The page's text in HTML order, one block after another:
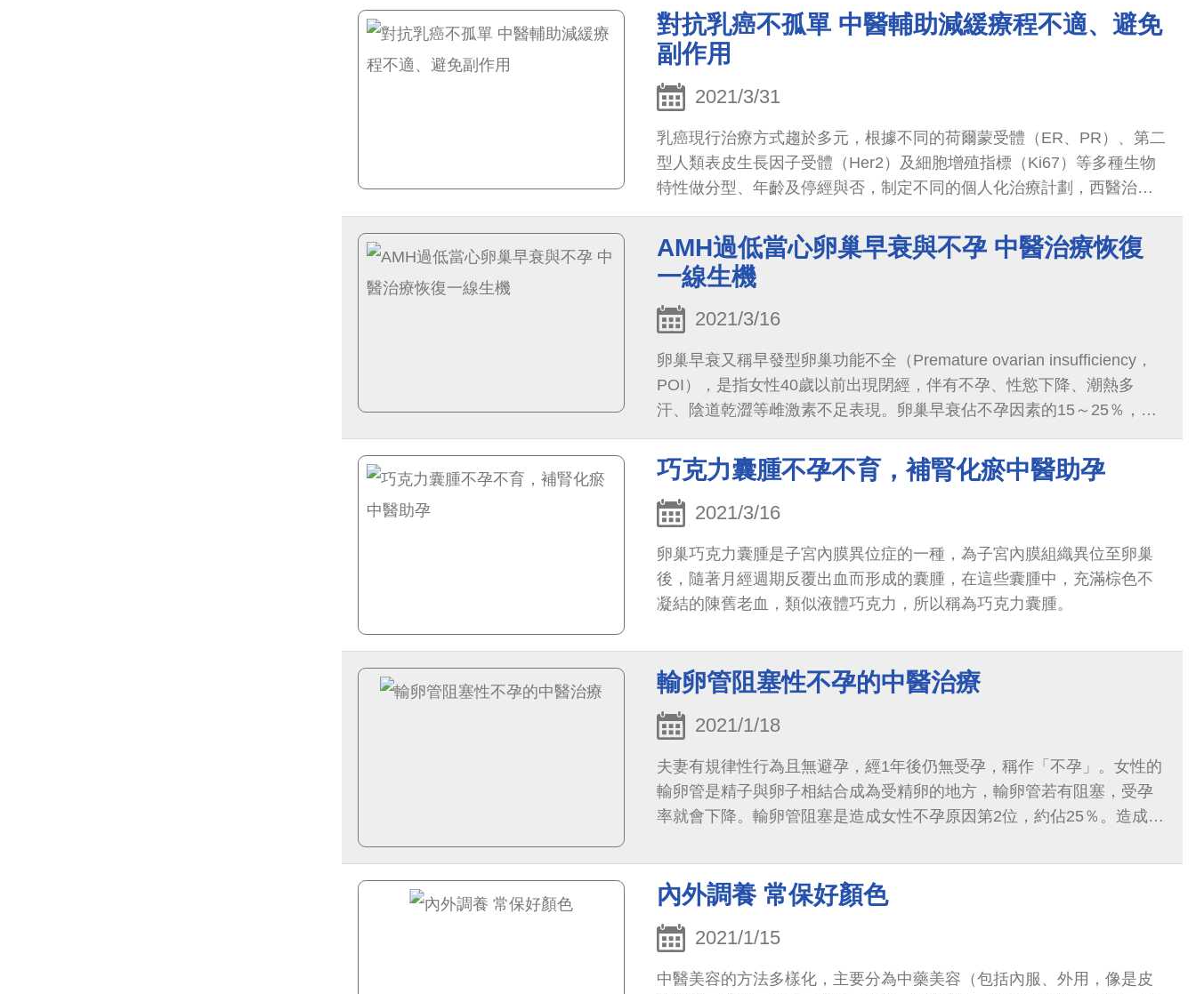
對抗乳癌不孤單 中醫輔助減緩療程不適、避免
副作用
2021/3/31
乳癌現行治療方式趨於多元，根據不同的荷爾蒙受體（ER、PR）、第二
型人類表皮生長因子受體（Her2）及細胞增殖指標（Ki67）等多種生物
特性做分型、年齡及停經與否，制定不同的個人化治療計劃，西醫治療
以手術為主，配合化學治療、標靶治療、放射線治療...
AMH過低當心卵巢早衰與不孕 中醫治療恢復
一線生機
2021/3/16
卵巢早衰又稱早發型卵巢功能不全（Premature ovarian insufficiency，
POI），是指女性40歲以前出現閉經，伴有不孕、性慾下降、潮熱多
汗、陰道乾澀等雌激素不足表現。卵巢早衰佔不孕因素的15～25％，近
年發生率逐年升高，並有向低齡化發展趨勢。
巧克力囊腫不孕不育，補腎化瘀中醫助孕
2021/3/16
卵巢巧克力囊腫是子宮內膜異位症的一種，為子宮內膜組織異位至卵巢
後，隨著月經週期反覆出血而形成的囊腫，在這些囊腫中，充滿棕色不
凝結的陳舊老血，類似液體巧克力，所以稱為巧克力囊腫。
輸卵管阻塞性不孕的中醫治療
2021/1/18
夫妻有規律性行為且無避孕，經1年後仍無受孕，稱作「不孕」。女性的
輸卵管是精子與卵子相結合成為受精卵的地方，輸卵管若有阻塞，受孕
率就會下降。輸卵管阻塞是造成女性不孕原因第2位，約佔25％。造成輸
內外調養 常保好顏色
2021/1/15
中醫美容的方法多樣化，主要分為中藥美容（包括內服、外用，像是皮